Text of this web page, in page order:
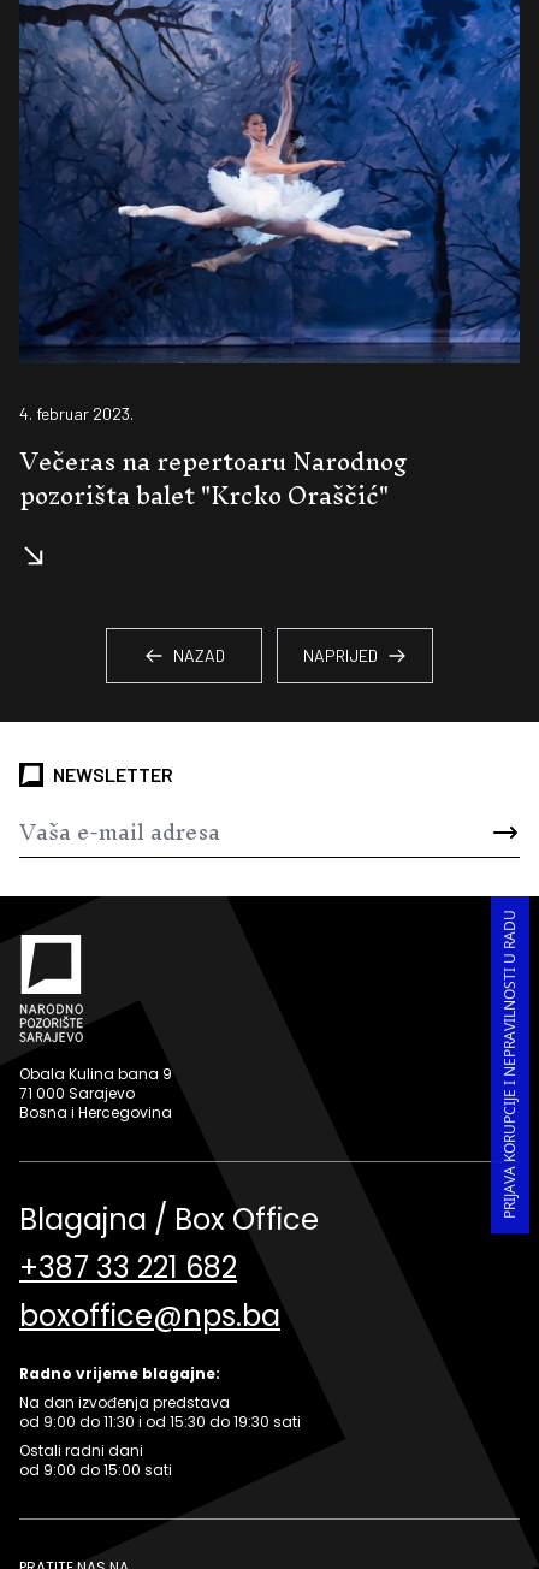
4. februar 2023.
Večeras na repertoaru Narodnog
pozorišta balet "Krcko Oraščić"
NAZAD NAPRIJED
NEWSLETTER
PRIJAVA KORUPCIJE I NEPRAVILNOSTI U RADU
Obala Kulina bana 9
71 000 Sarajevo
Bosna i Hercegovina
Blagajna / Box Office
+387 33 221 682
boxoffice@nps.ba
Radno vrijeme blagajne:
Na dan izvođenja predstava
od 9:00 do 11:30 i od 15:30 do 19:30 sati
Ostali radni dani
od 9:00 do 15:00 sati